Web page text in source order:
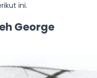
ini.
George